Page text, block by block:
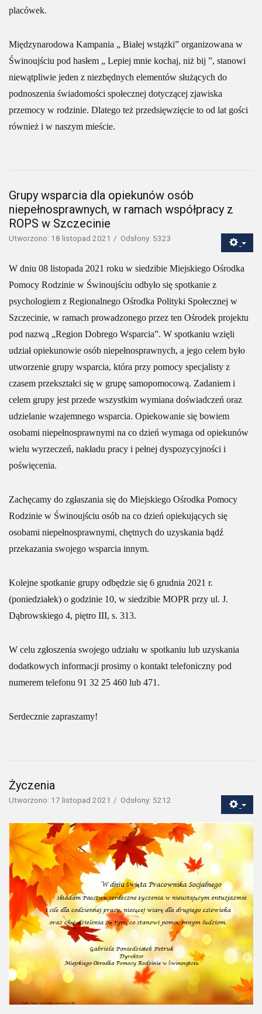
placówek.
Międzynarodowa Kampania „ Białej wstążki” organizowana w
Świnoujściu pod hasłem „ Lepiej mnie kochaj, niż bij ”, stanowi
niewątpliwie jeden z niezbędnych elementów służących do
podnoszenia świadomości społecznej dotyczącej zjawiska
przemocy w rodzinie. Dlatego też przedsięwzięcie to od lat gości
również i w naszym mieście.
Grupy wsparcia dla opiekunów osób
niepełnosprawnych, w ramach współpracy z
ROPS w Szczecinie
Utworzono: 18 listopad 2021 Odsłony: 5323
W dniu 08 listopada 2021 roku w siedzibie Miejskiego Ośrodka
Pomocy Rodzinie w Świnoujściu odbyło się spotkanie z
psychologiem z Regionalnego Ośrodka Polityki Społecznej w
Szczecinie, w ramach prowadzonego przez ten Ośrodek projektu
pod nazwą „Region Dobrego Wsparcia”. W spotkaniu wzięli
udział opiekunowie osób niepełnosprawnych, a jego celem było
utworzenie grupy wsparcia, która przy pomocy specjalisty z
czasem przekształci się w grupę samopomocową. Zadaniem i
celem grupy jest przede wszystkim wymiana doświadczeń oraz
udzielanie wzajemnego wsparcia. Opiekowanie się bowiem
osobami niepełnosprawnymi na co dzień wymaga od opiekunów
wielu wyrzeczeń, nakładu pracy i pełnej dyspozycyjności i
poświęcenia.
Zachęcamy do zgłaszania się do Miejskiego Ośrodka Pomocy
Rodzinie w Świnoujściu osób na co dzień opiekujących się
osobami niepełnosprawnymi, chętnych do uzyskania bądź
przekazania swojego wsparcia innym.
Kolejne spotkanie grupy odbędzie się 6 grudnia 2021 r.
(poniedziałek) o godzinie 10, w siedzibie MOPR przy ul. J.
Dąbrowskiego 4, piętro III, s. 313.
W celu zgłoszenia swojego udziału w spotkaniu lub uzyskania
dodatkowych informacji prosimy o kontakt telefoniczny pod
numerem telefonu 91 32 25 460 lub 471.
Serdecznie zapraszamy!
Życzenia
Utworzono: 17 listopad 2021 Odsłony: 5212